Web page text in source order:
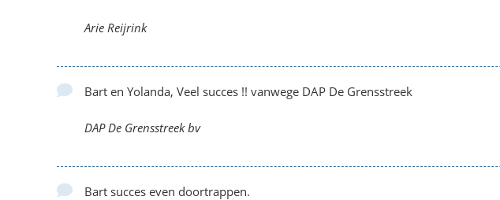
Arie Reijrink
Bart en Yolanda, Veel succes !! vanwege DAP De Grensstreek
DAP De Grensstreek bv
Bart succes even doortrappen.